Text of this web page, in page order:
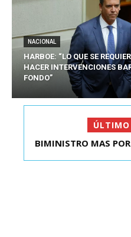
NACIONAL
HARBOE: “LO QUE SE
HACER INTERVENCIONES
FONDO”
KAST SE REUNIÓ CON
BIMINISTRO MAS POR